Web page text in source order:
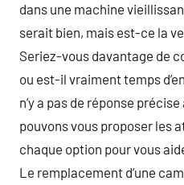
dans une machine
serait bien, mais est-ce la
Seriez-vous davantage de
ou est-il vraiment temps
n’y a pas de réponse
pouvons vous proposer les
chaque option pour vous
Le remplacement d’une